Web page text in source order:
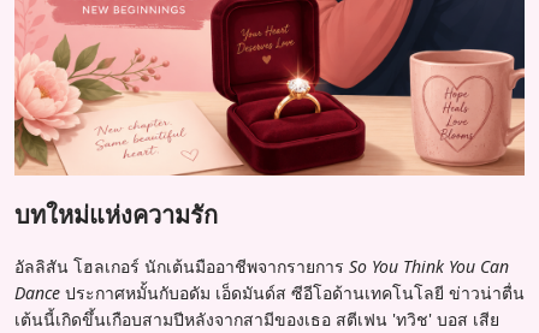
บทใหม่แห่งความรัก
อัลลิสัน โฮลเกอร์ นักเต้นมืออาชีพจากรายการ So You Think You Can
Dance ประกาศหมั้นกับอดัม เอ็ดมันด์ส ซีอีโอด้านเทคโนโลยี ข่าวน่าตื่น
เต้นนี้เกิดขึ้นเกือบสามปีหลังจากสามีของเธอ สตีเฟน 'ทวิช' บอส เสีย